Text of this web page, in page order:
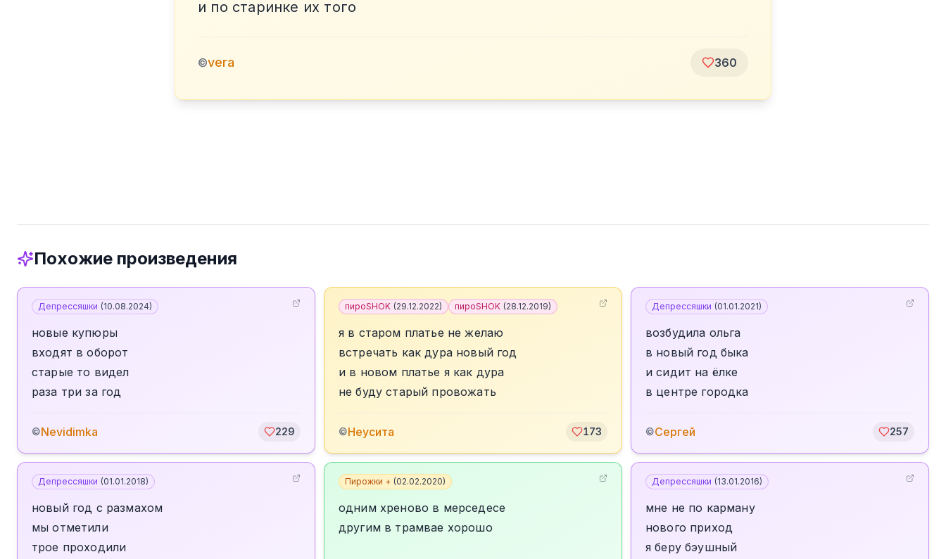
и по старинке их того
©vera 360
Похожие произведения
Депрессяшки (10.08.2024)
новые купюры
входят в оборот
старые то видел
раза три за год
©Nevidimka 229
пироSHOK (29.12.2022) пироSHOK (28.12.2019)
я в старом платье не желаю
встречать как дура новый год
и в новом платье я как дура
не буду старый провожать
©Неусита 173
Депрессяшки (01.01.2021)
возбудила ольга
в новый год быка
и сидит на ёлке
в центре городка
©Сергей 257
Депрессяшки (01.01.2018)
новый год с размахом
мы отметили
трое проходили
Пирожки + (02.02.2020)
одним хреново в мерседесе
другим в трамвае хорошо
Депрессяшки (13.01.2016)
мне не по карману
нового приход
я беру бэушный